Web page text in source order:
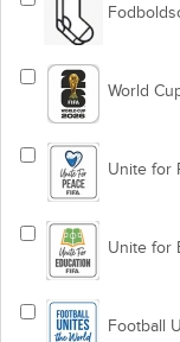
World
Unite for
Unite for
Football